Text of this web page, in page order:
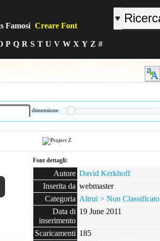
Famosi Creare Font
P Q R S T U V W X Y Z #
dimensione
Font dettagli:
Autore David Kerkhoff
Inserita da webmaster
Categoria Altrui > Non Classificato
Data di
inserimento
19 June 2011
Scaricamenti 185